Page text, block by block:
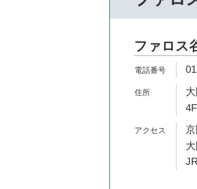
ファロス
4F